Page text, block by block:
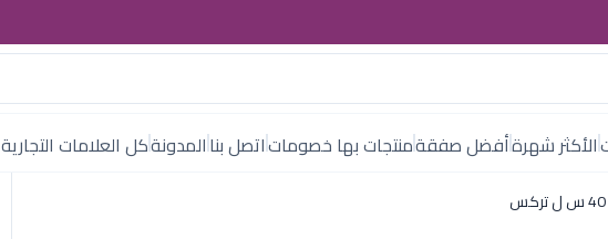
الأكثر شهرةأفضل صفقةمنتجات بها خصوماتاتصل بناالمدونةكل العلامات التجارية